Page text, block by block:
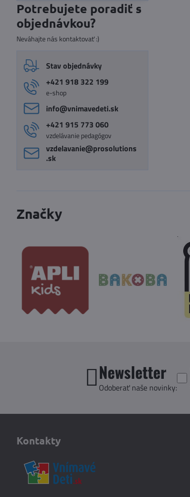
Potrebujete poradiť s
objednávkou?
Neváhajte nás kontaktovať :)
Stav objednávky
+421 918 322 199
e-shop
info​@vnimavedeti​.sk
+421 915 773 060
vzdelávanie pedagógov
vzdelavanie​@prosolutions​
.sk
Značky
Newsletter
Odoberať naše novinky:
Kontakty